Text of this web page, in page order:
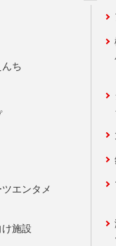
ち
エンタメ
施設